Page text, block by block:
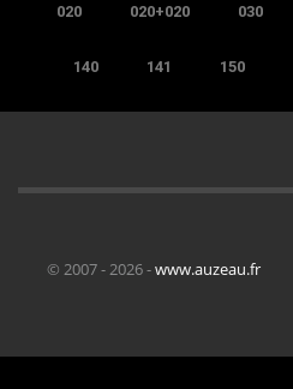
020 020+020 030
140 141 150
© 2007 - 2026 -www.auzeau.fr